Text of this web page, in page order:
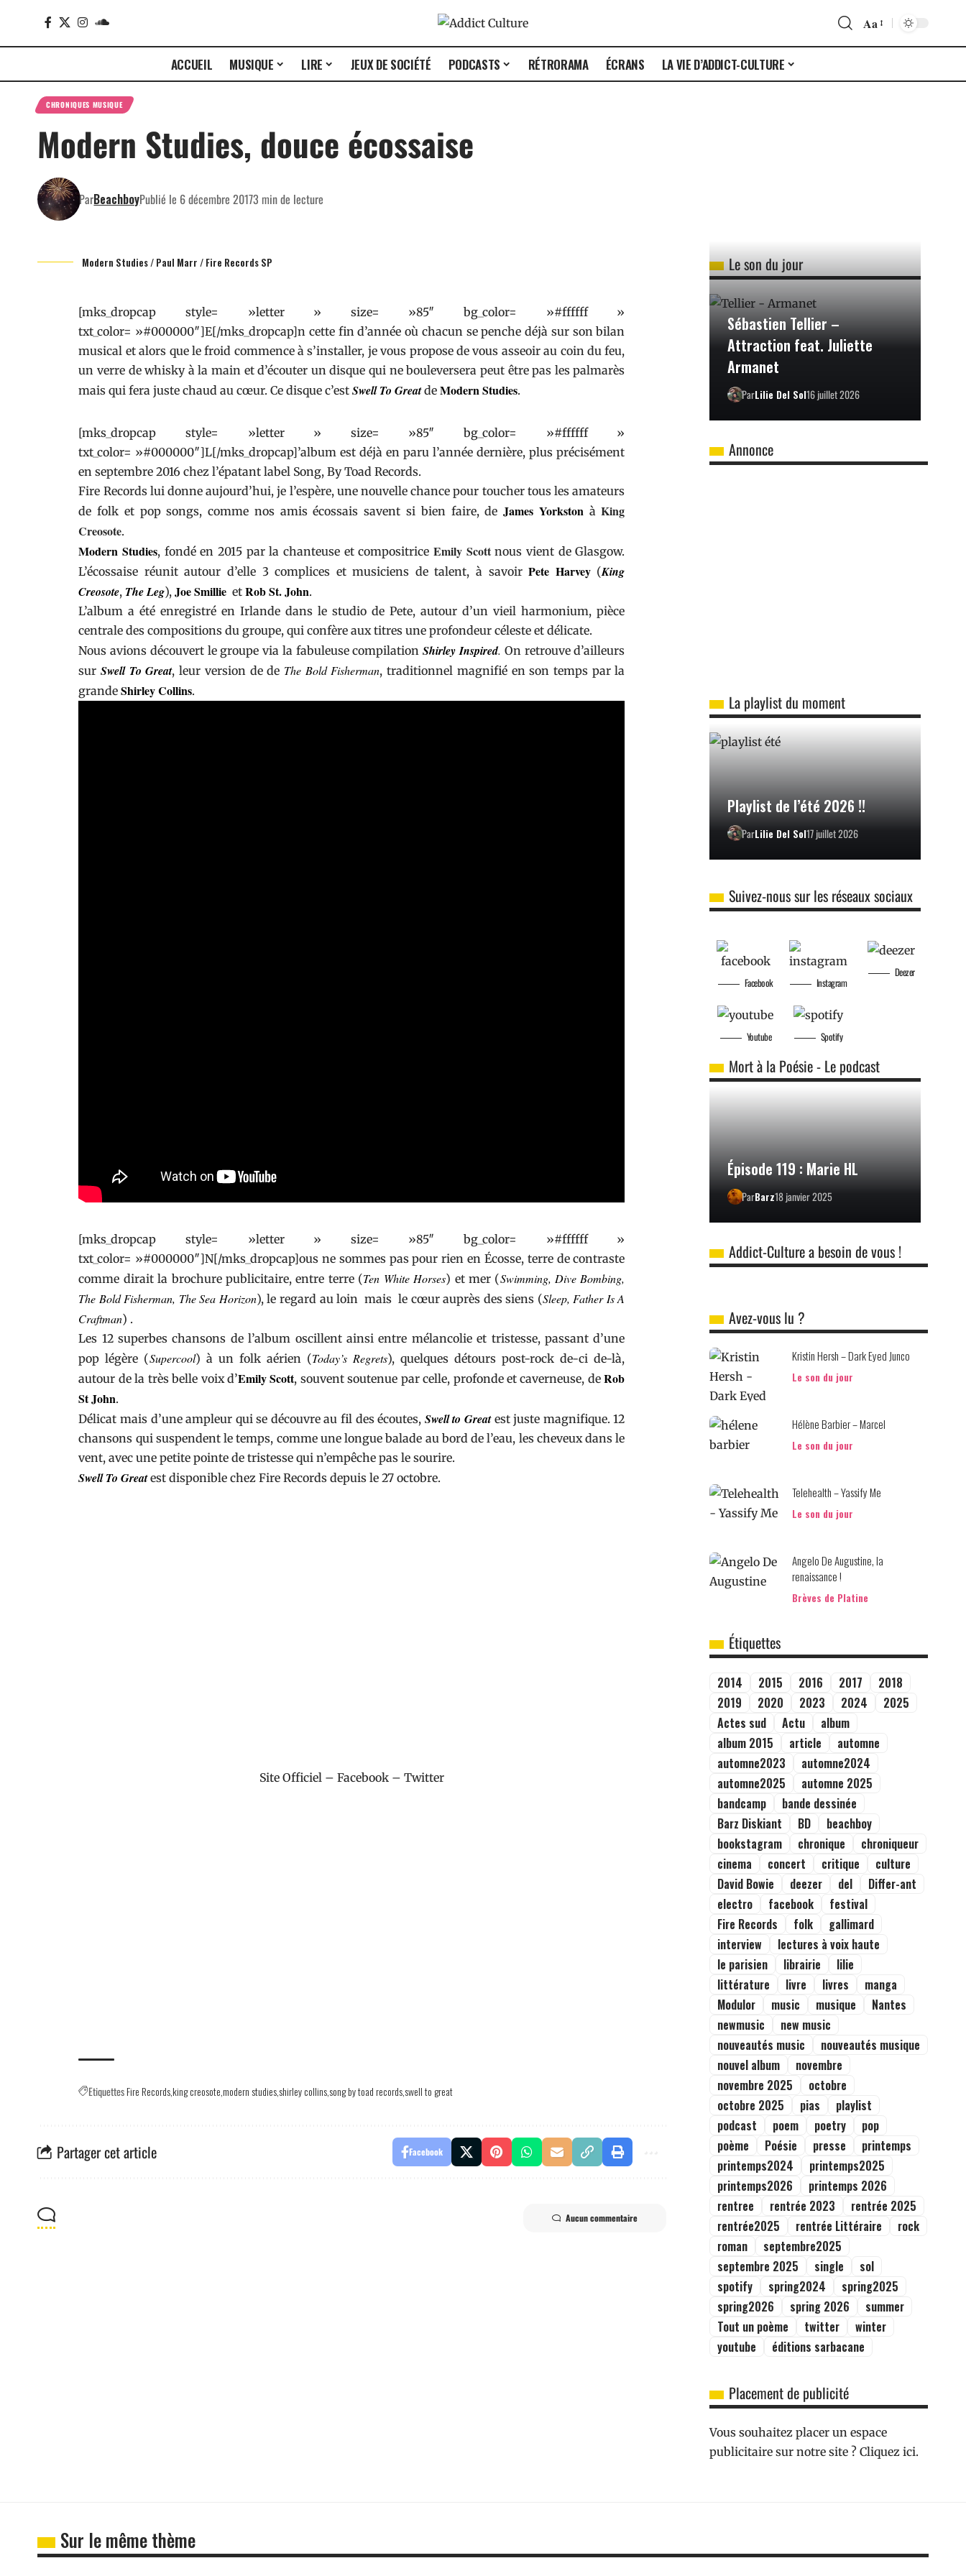
Aa
ACCUEIL MUSIQUE LIRE JEUX DE SOCIÉTÉ PODCASTS RÉTRORAMA ÉCRANS LA VIE D’ADDICT-CULTURE
CHRONIQUES MUSIQUE
Modern Studies, douce écossaise
ParBeachboyPublié le 6 décembre 20173 min de lecture
Modern Studies / Paul Marr / Fire Records SP
[mks_dropcap style= »letter » size= »85″ bg_color= »#ffffff »
txt_color= »#000000″]E[/mks_dropcap]n cette fin d’année où chacun se penche déjà sur son bilan
musical et alors que le froid commence à s’installer, je vous propose de vous asseoir au coin du feu,
un verre de whisky à la main et d’écouter un disque qui ne bouleversera peut être pas les palmarès
mais qui fera juste chaud au cœur. Ce disque c’estSwell To GreatdeModern Studies.
[mks_dropcap style= »letter » size= »85″ bg_color= »#ffffff »
txt_color= »#000000″]L[/mks_dropcap]’album est déjà en paru l’année dernière, plus précisément
en septembre 2016 chez l’épatant label Song, By Toad Records.
Fire Recordslui donne aujourd’hui, je l’espère, une nouvelle chance pour toucher tous les amateurs
de folk et pop songs, comme nos amis écossais savent si bien faire, deJames YorkstonàKing
Creosote.
Modern Studies, fondé en 2015 par la chanteuse et compositriceEmily Scottnous vient de Glasgow.
L’écossaise réunit autour d’elle 3 complices et musiciens de talent, à savoirPete Harvey(King
Creosote, The Leg),Joe Smillie etRob St. John.
L’album a été enregistré en Irlande dans le studio de Pete, autour d’un vieil harmonium, pièce
centrale des compositions du groupe, qui confère aux titres une profondeur céleste et délicate.
Nous avions découvert le groupe via la fabuleuse compilationShirley Inspired. On retrouve d’ailleurs
surSwell To Great, leur version de de The Bold Fisherman, traditionnel magnifié en son temps par la
grandeShirley Collins.
[mks_dropcap style= »letter » size= »85″ bg_color= »#ffffff »
txt_color= »#000000″]N[/mks_dropcap]ous ne sommes pas pour rien en Écosse, terre de contraste
comme dirait la brochure publicitaire, entre terre (Ten White Horses) et mer (Swimming, Dive Bombing,
The Bold Fisherman, The Sea Horizon), le regard au loin mais le cœur auprès des siens (Sleep, Father Is A
Craftman) .
Les 12 superbes chansons de l’album oscillent ainsi entre mélancolie et tristesse, passant d’une
pop légère (Supercool) à un folk aérien (Today’s Regrets), quelques détours post-rock de-ci de-là,
autour de la très belle voix d’Emily Scott, souvent soutenue par celle, profonde et caverneuse, deRob
St John.
Délicat mais d’une ampleur qui se découvre au fil des écoutes, Swell to Great est juste magnifique. 12
chansons qui suspendent le temps, comme une longue balade au bord de l’eau, les cheveux dans le
vent, avec une petite pointe de tristesse qui n’empêche pas le sourire.
Swell To Greatest disponible chezFire Records depuis le 27 octobre.
Site Officiel– Facebook– Twitter
EtiquettesFire Recordsking creosote modern studiesshirley collinssong by toad recordsswell to great
Partager cet article Facebook
Aucun commentaire
Le son du jour
Sébastien Tellier –
Attraction feat. Juliette
Armanet
ParLilie Del Sol16 juillet 2026
Annonce
La playlist du moment
Playlist de l’été 2026 !!
ParLilie Del Sol17 juillet 2026
Suivez-nous sur les réseaux sociaux
Facebook
Youtube
Instagram
Spotify
Deezer
Mort à la Poésie - Le podcast
Épisode 119 : Marie HL
ParBarz18 janvier 2025
Addict-Culture a besoin de vous !
Avez-vous lu ?
Kristin Hersh – Dark Eyed Junco
Le son du jour
Hélène Barbier – Marcel
Le son du jour
Telehealth – Yassify Me
Le son du jour
Angelo De Augustine, la
renaissance !
Brèves de Platine
Étiquettes
2014 2015 2016 2017
2018
2019
2020 2023 2024
2025
Actes sud
Actu
album
album 2015
article
automne
automne2023
automne2024
automne2025
automne 2025
bandcamp
bande dessinée
Barz Diskiant
BD
beachboy
bookstagram
chronique
chroniqueur
cinema
concert critique
culture
David Bowie
deezer del
Differ-ant
electro
facebook
festival
Fire Records
folk
gallimard
interview
lectures à voix haute
le parisien
librairie
lilie
littérature
livre livres
manga
Modulor
music musique
Nantes
newmusic
new music
nouveautés music
nouveautés musique
nouvel album
novembre
novembre 2025
octobre
octobre 2025
pias
playlist
podcast
poem poetry
pop
poème
Poésie presse
printemps
printemps2024
printemps2025
printemps2026
printemps 2026
rentree
rentrée 2023
rentrée 2025
rentrée2025
rentrée Littéraire
rock
roman
septembre2025
septembre 2025
single
sol
spotify
spring2024
spring2025
spring2026
spring 2026
summer
Tout un poème
twitter
winter
youtube
éditions sarbacane
Placement de publicité
Vous souhaitez placer un espace
publicitaire sur notre site ? Cliquez ici.
Sur le même thème